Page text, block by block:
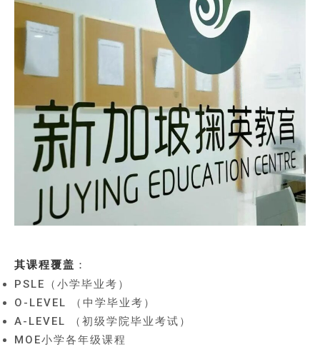
其课程覆盖 ：
PSLE（小学毕业考）
O-LEVEL （中学毕业考）
A-LEVEL （初级学院毕业考试）
MOE小学各年级课程